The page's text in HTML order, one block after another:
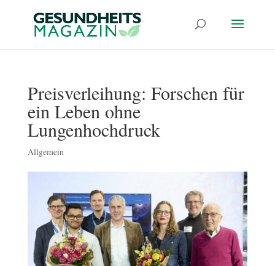
Preisverleihung: Forschen für
ein Leben ohne
Lungenhochdruck
Allgemein